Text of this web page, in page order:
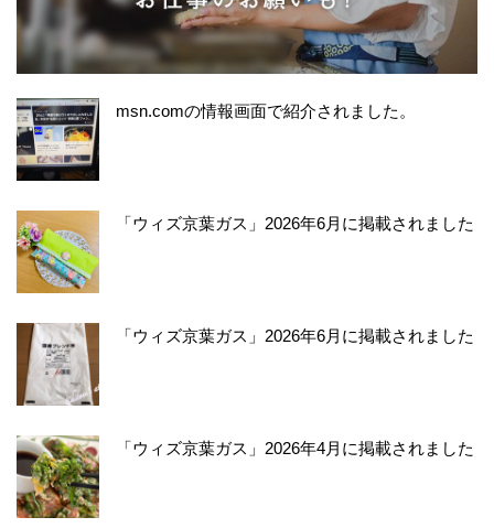
msn.comの情報画面で紹介されました。
「ウィズ京葉ガス」2026年6月に掲載されました
「ウィズ京葉ガス」2026年6月に掲載されました
「ウィズ京葉ガス」2026年4月に掲載されました